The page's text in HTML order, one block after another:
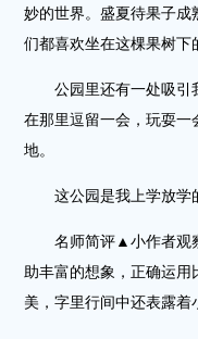
妙的世界。盛夏待果子成
们都喜欢坐在这棵果树下
公园里还有一处吸引
在那里逗留一会，玩耍一
地。
这公园是我上学放学的
名师简评▲小作者观察
助丰富的想象，正确运用
美，字里行间中还表露着